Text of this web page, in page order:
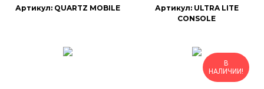
Артикул: QUARTZ MOBILE
Артикул: ULTRA LITE
CONSOLE
В
НАЛИЧИИ!